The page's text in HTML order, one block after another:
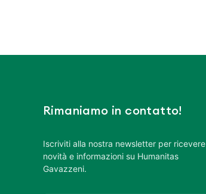
Rimaniamo in contatto!
Iscriviti alla nostra newsletter per ricevere
novità e informazioni su Humanitas
Gavazzeni.